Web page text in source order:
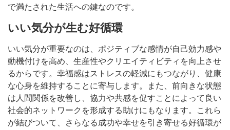
で満たされた生活への鍵なのです。
いい気分が生む好循環
いい気分が重要なのは、ポジティブな感情が自己効力感や
動機付けを高め、生産性やクリエイティビティを向上させ
るからです。幸福感はストレスの軽減にもつながり、健康
な心身を維持することに寄与します。また、前向きな状態
は人間関係を改善し、協力や共感を促すことによって良い
社会的ネットワークを形成する助けにもなります。これら
が結びついて、さらなる成功や幸せを引き寄せる好循環が